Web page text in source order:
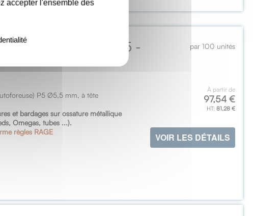
par 100 unités
P5 Ø5,5 -
À partir de
97,54 €
81,28 €
VOIR LES DÉTAILS
P5 Ø5,5 mm, à tête
et bardages sur ossature métallique
Omegas, tubes ...).
règles RAGE
accepter l'ensemble des